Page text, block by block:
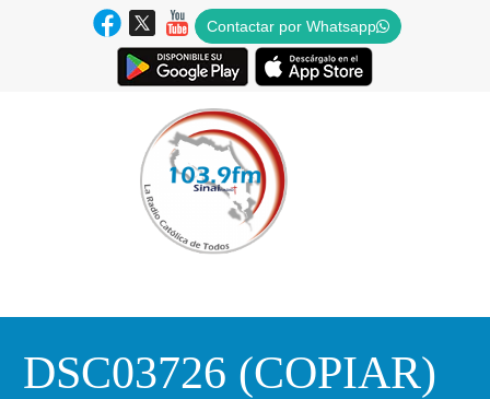
Contactar por Whatsapp
DSC03726 (COPIAR)